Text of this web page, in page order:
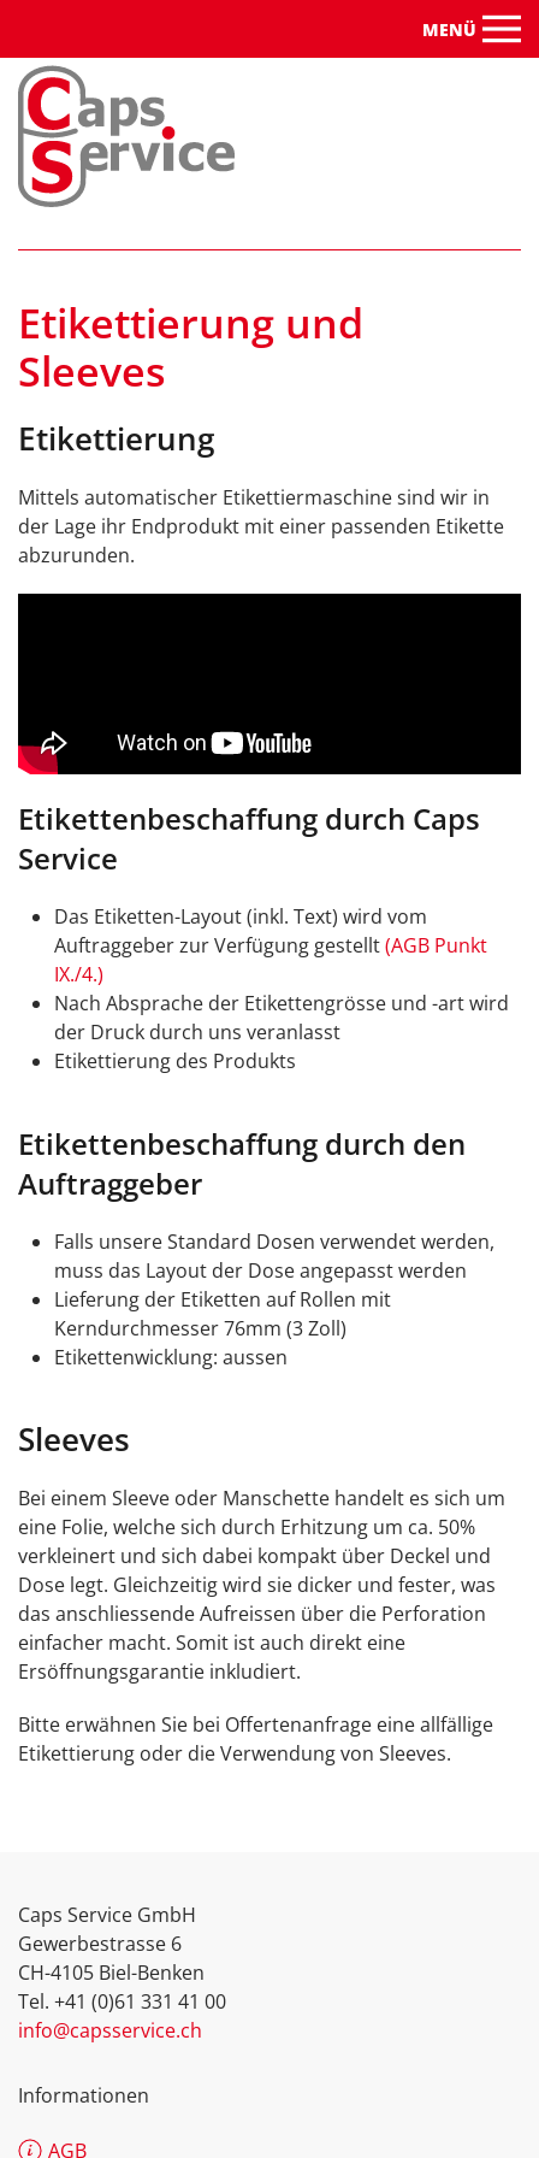
Zum Hauptinhalt springen
MENÜ
Etikettierung und
Sleeves
Etikettierung
Mittels automatischer Etikettiermaschine sind wir in
der Lage ihr Endprodukt mit einer passenden Etikette
abzurunden.
Etikettenbeschaffung durch Caps
Service
Das Etiketten-Layout (inkl. Text) wird vom
Auftraggeber zur Verfügung gestellt(AGB Punkt
IX./4.)
Nach Absprache der Etikettengrösse und -art wird
der Druck durch uns veranlasst
Etikettierung des Produkts
Etikettenbeschaffung durch den
Auftraggeber
Falls unsere Standard Dosen verwendet werden,
muss das Layout der Dose angepasst werden
Lieferung der Etiketten auf Rollen mit
Kerndurchmesser 76mm (3 Zoll)
Etikettenwicklung: aussen
Sleeves
Bei einem Sleeve oder Manschette handelt es sich um
eine Folie, welche sich durch Erhitzung um ca. 50%
verkleinert und sich dabei kompakt über Deckel und
Dose legt. Gleichzeitig wird sie dicker und fester, was
das anschliessende Aufreissen über die Perforation
einfacher macht. Somit ist auch direkt eine
Ersöffnungsgarantie inkludiert.
Bitte erwähnen Sie bei Offertenanfrage eine allfällige
Etikettierung oder die Verwendung von Sleeves.
Caps Service GmbH
Gewerbestrasse 6
CH-4105 Biel-Benken
Tel. +41 (0)61 331 41 00
info@capsservice.ch
Informationen
AGB